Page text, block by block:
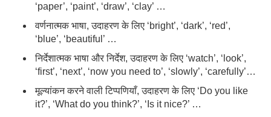
‘paper’, ‘paint’, ‘draw’, ‘clay’ …
वर्णनात्मक भाषा, उदाहरण के लिए ‘bright’, ‘dark’, ‘red’,
‘blue’, ‘beautiful’ …
निर्देशात्मक भाषा और निर्देश, उदाहरण के लिए ‘watch’, ‘look’,
‘first’, ‘next’, ‘now you need to’, ‘slowly’, ‘carefully’…
मूल्यांकन करने वाली टिप्पणियाँ, उदाहरण के लिए ‘Do you like
it?’, ‘What do you think?’, ‘Is it nice?’ …